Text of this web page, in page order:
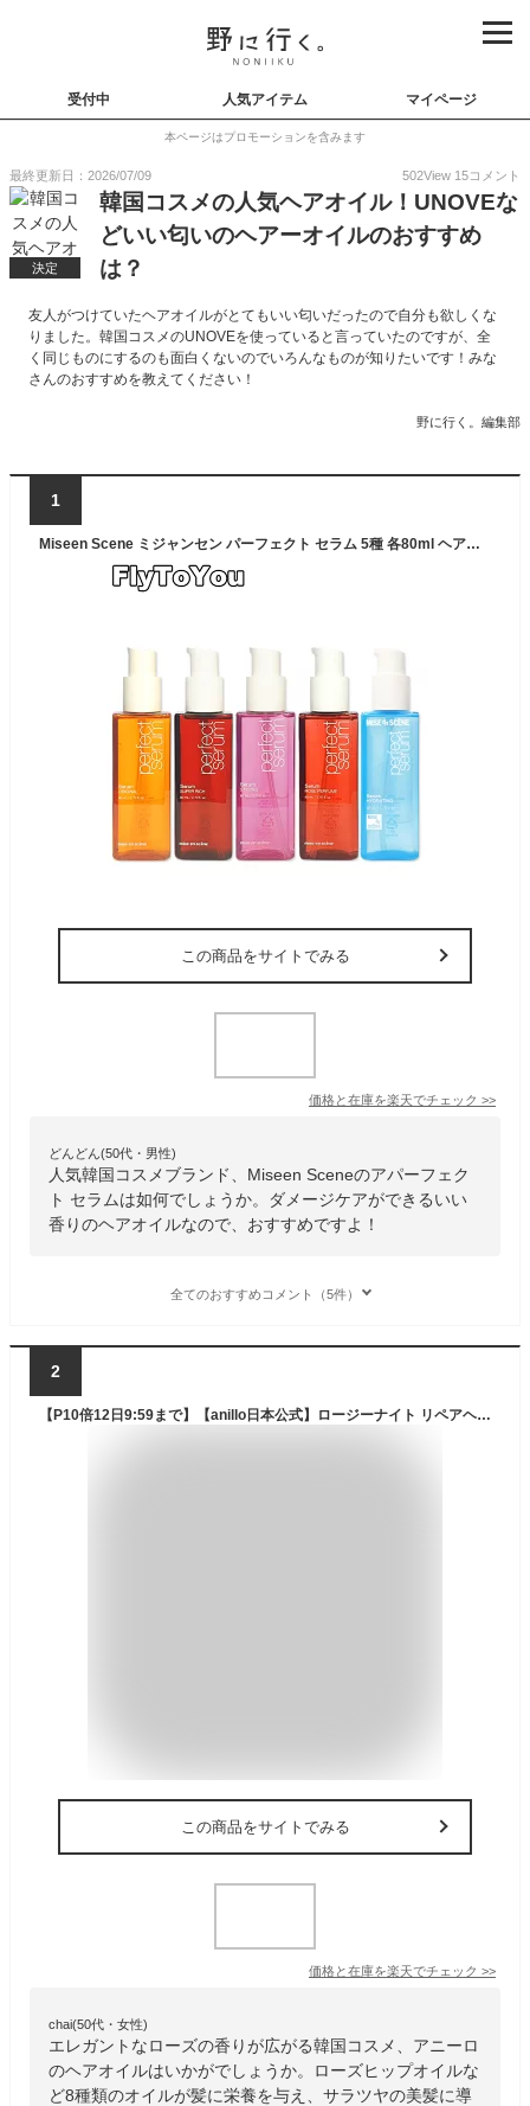
受付中 人気アイテム マイページ
本ページはプロモーションを含みます
最終更新日：2026/07/09 502View 15コメント
決定
韓国コスメの人気ヘアオイル！UNOVEな
どいい匂いのヘアーオイルのおすすめ
は？
友人がつけていたヘアオイルがとてもいい匂いだったので自分も欲しくな
りました。韓国コスメのUNOVEを使っていると言っていたのですが、全
く同じものにするのも面白くないのでいろんなものが知りたいです！みな
さんのおすすめを教えてください！
野に行く。編集部
1
Miseen Scene ミジャンセン パーフェクト セラム 5種 各80ml ヘアオイル ダメージケア 単品 正規品 韓国コスメ
この商品をサイトでみる
価格と在庫を楽天でチェック >>
どんどん(50代・男性)
人気韓国コスメブランド、Miseen Sceneのアパーフェク
ト セラムは如何でしょうか。ダメージケアができるいい
香りのヘアオイルなので、おすすめですよ！
全てのおすすめコメント（5件）
2
【P10倍12日9:59まで】【anillo日本公式】ロージーナイト リペアヘアエッセンス（ヘアオイル）韓国ヘア 修復 集中ケア 濃密 ローズ バラ 薔薇 香り ヘアケア コーティング パフューム ツヤ 敏感肌 人気 女性 ギフト プレゼント ギフト 高級感 誕生日 韓国コスメ アニーロ
この商品をサイトでみる
価格と在庫を楽天でチェック >>
chai(50代・女性)
エレガントなローズの香りが広がる韓国コスメ、アニーロ
のヘアオイルはいかがでしょうか。ローズヒップオイルな
ど8種類のオイルが髪に栄養を与え、サラツヤの美髪に導